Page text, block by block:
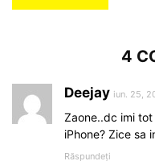
4
Deejay iun. 25,
Zaone..dc imi
iPhone? Zice sa
Răspundeți